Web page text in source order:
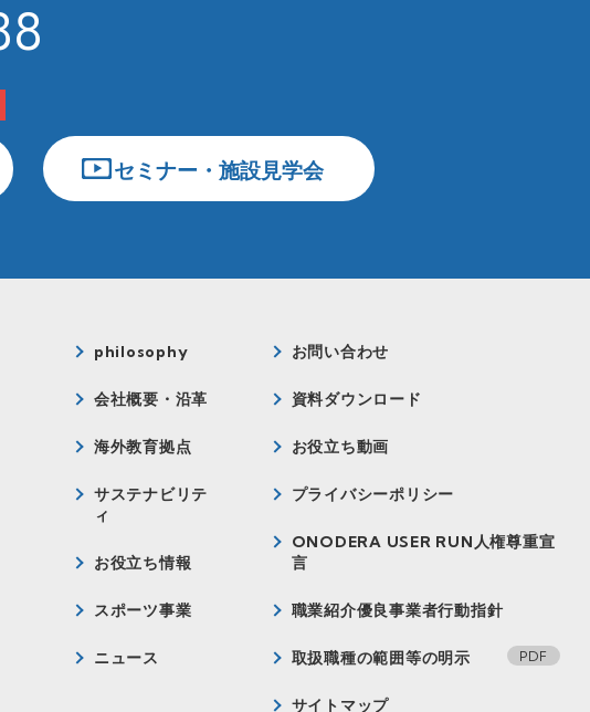
セミナー・施設見学会
philosophy
会社概要・沿革
海外教育拠点
サステナビリテ
ィ
お役立ち情報
スポーツ事業
ニュース
お問い合わせ
資料ダウンロード
お役立ち動画
プライバシーポリシー
ONODERA USER RUN人権尊重宣
言
職業紹介優良事業者行動指針
取扱職種の範囲等の明示
サイトマップ